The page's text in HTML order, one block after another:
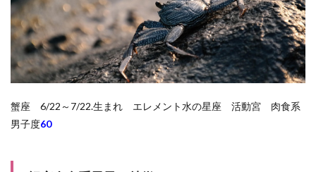
蟹座 6/22～7/22.生まれ エレメント水の星座 活動宮 肉食系
男子度60